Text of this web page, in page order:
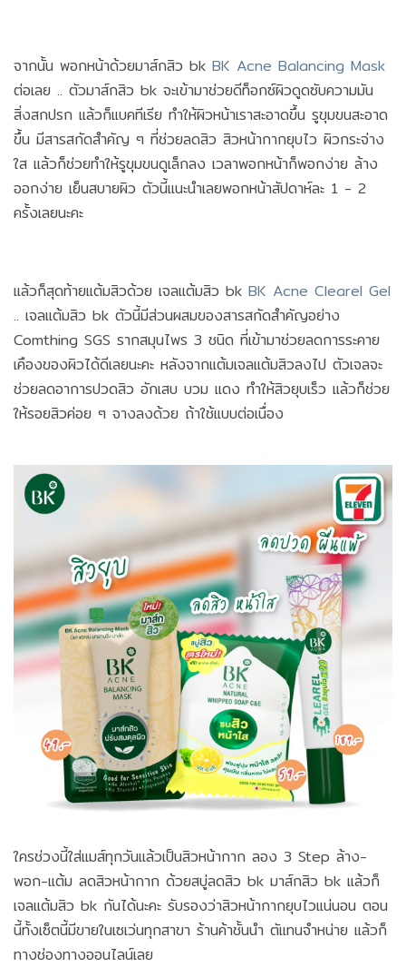
จากนั้น พอกหน้าด้วยมาส์กสิว bk BK Acne Balancing Mask
ต่อเลย .. ตัวมาส์กสิว bk จะเข้ามาช่วยดีท็อกซ์ผิวดูดซับความมัน
สิ่งสกปรก แล้วก็แบคทีเรีย ทำให้ผิวหน้าเราสะอาดขึ้น รูขุมขนสะอาด
ขึ้น มีสารสกัดสำคัญ ๆ ที่ช่วยลดสิว สิวหน้ากากยุบไว ผิวกระจ่าง
ใส แล้วก็ช่วยทำให้รูขุมขนดูเล็กลง เวลาพอกหน้าก็พอกง่าย ล้าง
ออกง่าย เย็นสบายผิว ตัวนี้แนะนำเลยพอกหน้าสัปดาห์ละ 1 - 2
ครั้งเลยนะคะ
แล้วก็สุดท้ายแต้มสิวด้วย เจลแต้มสิว bk BK Acne Clearel Gel
.. เจลแต้มสิว bk ตัวนี้มีส่วนผสมของสารสกัดสำคัญอย่าง
Comthing SGS รากสมุนไพร 3 ชนิด ที่เข้ามาช่วยลดการระคาย
เคืองของผิวได้ดีเลยนะคะ หลังจากแต้มเจลแต้มสิวลงไป ตัวเจลจะ
ช่วยลดอาการปวดสิว อักเสบ บวม แดง ทำให้สิวยุบเร็ว แล้วก็ช่วย
ให้รอยสิวค่อย ๆ จางลงด้วย ถ้าใช้แบบต่อเนื่อง
ใครช่วงนี้ใส่แมส์ทุกวันแล้วเป็นสิวหน้ากาก ลอง 3 Step ล้าง-
พอก-แต้ม ลดสิวหน้ากาก ด้วยสบู่ลดสิว bk มาส์กสิว bk แล้วก็
เจลแต้มสิว bk กันได้นะคะ รับรองว่าสิวหน้ากากยุบไวแน่นอน ตอน
นี้ทั้งเซ็ตนี้มีขายในเซเว่นทุกสาขา ร้านค้าชั้นนำ ตัแทนจำหน่าย แล้วก็
ทางช่องทางออนไลน์เลย